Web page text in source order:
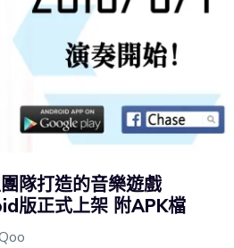
隊打造的音樂遊戲
版正式上架 附APK檔